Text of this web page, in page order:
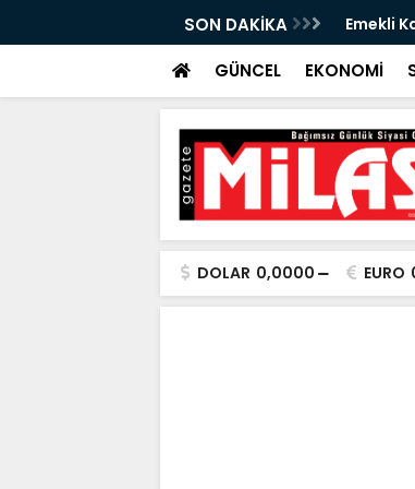
SON DAKİKA
Açılıyor: Çay 5 TL
Zeytin
Başladı
GÜNCEL EKONOMİ
DOLAR 0,0000 EURO